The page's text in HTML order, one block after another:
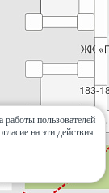
пользователей
на эти действия.